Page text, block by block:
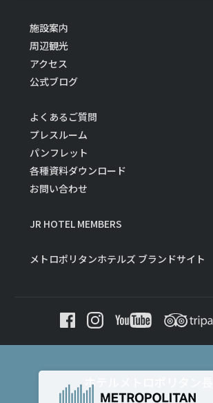
施設案内
周辺観光
アクセス
公式ブログ
よくあるご質問
プレスルーム
パンフレット
各種資料ダウンロード
お問い合わせ
JR HOTEL MEMBERS
メトロポリタンホテルズ ブランドサイト
ホテルメトロポリタン長